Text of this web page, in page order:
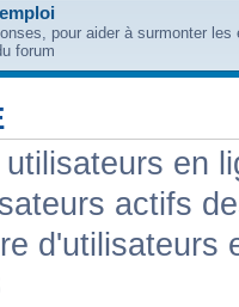
pour aider à surmonter les
forum
utilisateurs en
actifs
d'utilisateurs